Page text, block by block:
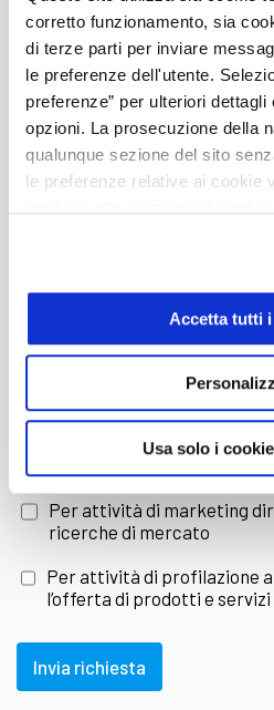
corretto funzionamento, sia
di terze parti per inviare
le preferenze dell'utente.
preferenze” per ulteriori
opzioni. La prosecuzione della
qualunque sezione del sito
le preferenze relative ai cookie
Accetta tutti
Usa solo i
e degli interni.
Presso le concessionarie
finalizzare la tua scelta,
dei nostri professionisti e la
che da sempre ci
Con Trivellato la
Scegli Trivellato e
servizio Consegna auto:
città di residenza, o un
in modo facile e veloce,
Cognome
Nome
Telefono
E-mail
provincia
Dichiaro di aver letto e
Per attività di marketing
ricerche di mercato
Per attività di profilazione
l’offerta di prodotti e servizi
Invia richiesta